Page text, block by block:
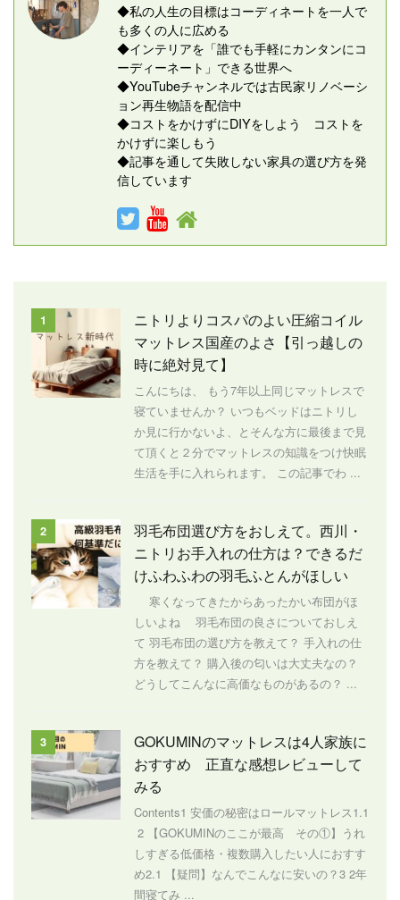
◆私の人生の目標はコーディネートを一人で
も多くの人に広める
◆インテリアを「誰でも手軽にカンタンにコ
ーディーネート」できる世界へ
◆YouTubeチャンネルでは古民家リノベーシ
ョン再生物語を配信中
◆コストをかけずにDIYをしよう コストを
かけずに楽しもう
◆記事を通して失敗しない家具の選び方を発
信しています
1
ニトリよりコスパのよい圧縮コイル
マットレス国産のよさ【引っ越しの
時に絶対見て】
こんにちは、 もう7年以上同じマットレスで
寝ていませんか？ いつもベッドはニトリし
か見に行かないよ、とそんな方に最後まで見
て頂くと２分でマットレスの知識をつけ快眠
生活を手に入れられます。 この記事でわ ...
2
羽毛布団選び方をおしえて。西川・
ニトリお手入れの仕方は？できるだ
けふわふわの羽毛ふとんがほしい
寒くなってきたからあったかい布団がほ
しいよね 羽毛布団の良さについておしえ
て 羽毛布団の選び方を教えて？ 手入れの仕
方を教えて？ 購入後の匂いは大丈夫なの？
どうしてこんなに高価なものがあるの？ ...
3
GOKUMINのマットレスは4人家族に
おすすめ 正直な感想レビューして
みる
Contents1 安価の秘密はロールマットレス1.1
2 【GOKUMINのここが最高 その①】うれ
しすぎる低価格・複数購入したい人におすす
め2.1 【疑問】なんでこんなに安いの？3 2年
間寝てみ ...